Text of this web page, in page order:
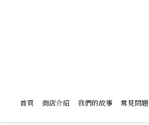
首頁 商店介紹 我們的故事 常見問題